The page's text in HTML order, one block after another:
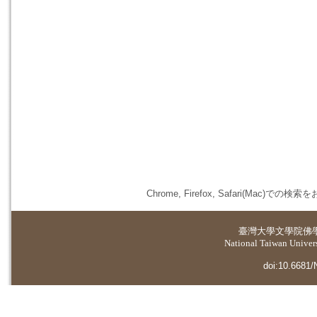
Chrome, Firefox, Safari(Mac)での検索を
臺灣大學文學院佛
National Taiwan
doi:10.6681/